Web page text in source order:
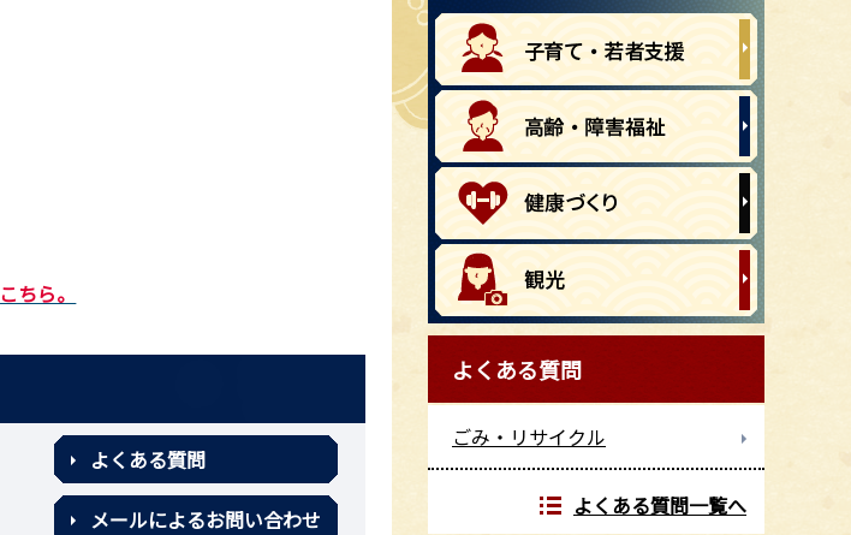
こちら。
よくある質問
メールによるお問い合わせ
よくある質問
ごみ・リサイクル
よくある質問一覧へ